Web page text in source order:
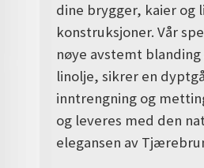
dine brygger, kaier og
konstruksjoner. Vår
nøye avstemt
linolje, sikrer en
inntrengning og
og leveres med den
elegansen av